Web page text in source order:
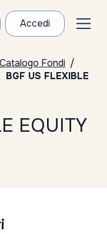
Accedi
Catalogo Fondi
BGF US FLEXIBLE
EQUITY